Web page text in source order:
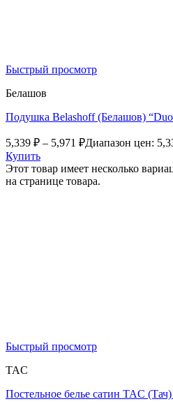
Быстрый просмотр
Белашов
Подушка Belashoff (Белашов)
5,339 ₽ – 5,971 ₽Диапазон цен:
Купить
Этот товар имеет несколько
на странице товара.
Быстрый просмотр
TAC
Постельное белье сатин TAC